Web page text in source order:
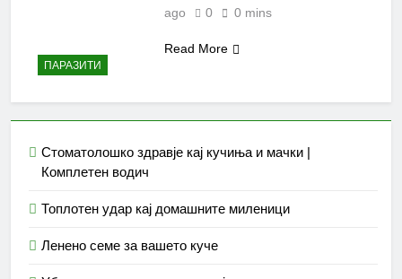
ПАРАЗИТИ
ago
0 0 mins
Read More
Стоматолошко здравје кај кучиња и мачки |
Комплетен водич
Топлотен удар кај домашните миленици
Ленено семе за вашето куче